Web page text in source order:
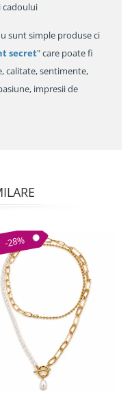
cadoului
sunt simple produse ci
secret" care poate fi
calitate, sentimente,
impresii de
-28%